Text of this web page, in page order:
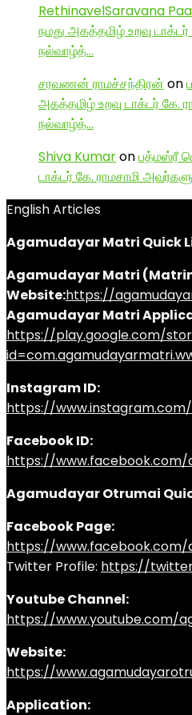
RethinavelSaravana
நமது அகத்தமிழ் உறவு
நல்வாழ்த்…
சரவணன் ராமச்சந்திரன் on
அகத்தமிழ் உறவு டாக்டர் கே.
நல்வாழ்த்…
Shiva Kumaronபத்மஸ்ரீ
டாக்டர் கே. ராமசாமி
English Articles
Agamudayar Matri Quick
Agamudayar Matri
Website:https://
Agamudayar Matri
https://play.google.com/
Instagram ID:
https://
Facebook ID:
https://
Agamudayar Otrumai
Facebook Page:
https://www.facebook.com/
Twitter Profile: https://
Youtube Channel:
https://www.youtube.com/
Website:
https://
Application: